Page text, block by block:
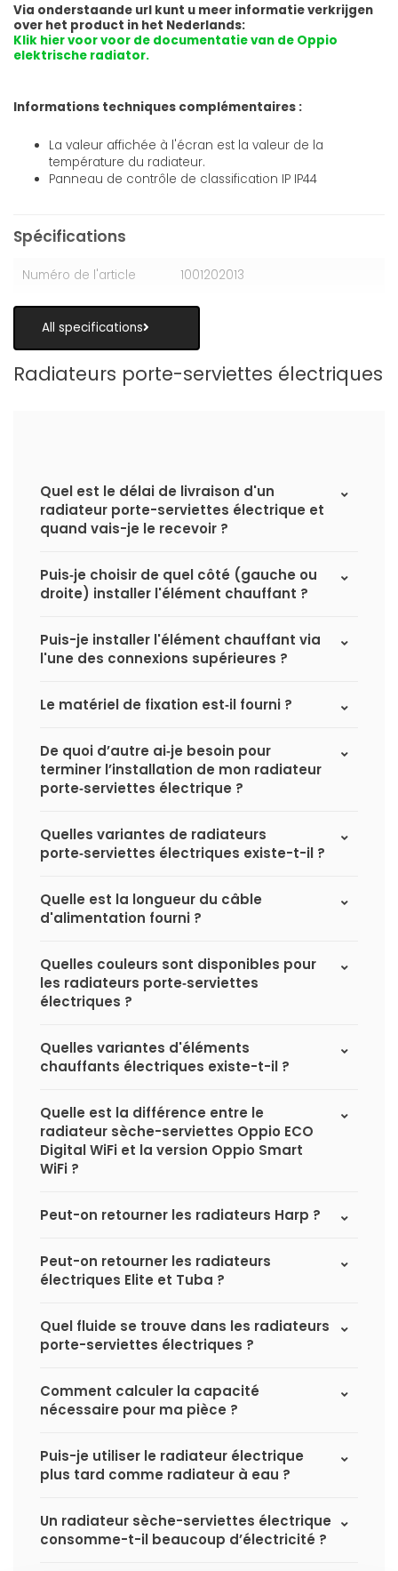
Via onderstaande url kunt u meer informatie verkrijgen
over het product in het Nederlands:
Klik hier voor voor de documentatie van de Oppio
elektrische radiator.
Informations techniques complémentaires :
La valeur affichée à l'écran est la valeur de la
température du radiateur.
Panneau de contrôle de classification IP IP44
Spécifications
Numéro de l'article 1001202013
All specifications
Radiateurs porte-serviettes électriques
Quel est le délai de livraison d'un
radiateur porte-serviettes électrique et
quand vais-je le recevoir ?
Puis‑je choisir de quel côté (gauche ou
droite) installer l'élément chauffant ?
Puis-je installer l'élément chauffant via
l'une des connexions supérieures ?
Le matériel de fixation est‑il fourni ?
De quoi d’autre ai‑je besoin pour
terminer l’installation de mon radiateur
porte‑serviettes électrique ?
Quelles variantes de radiateurs
porte‑serviettes électriques existe-t-il ?
Quelle est la longueur du câble
d'alimentation fourni ?
Quelles couleurs sont disponibles pour
les radiateurs porte‑serviettes
électriques ?
Quelles variantes d'éléments
chauffants électriques existe-t-il ?
Quelle est la différence entre le
radiateur sèche-serviettes Oppio ECO
Digital WiFi et la version Oppio Smart
WiFi ?
Peut-on retourner les radiateurs Harp ?
Peut-on retourner les radiateurs
électriques Elite et Tuba ?
Quel fluide se trouve dans les radiateurs
porte-serviettes électriques ?
Comment calculer la capacité
nécessaire pour ma pièce ?
Puis-je utiliser le radiateur électrique
plus tard comme radiateur à eau ?
Un radiateur sèche-serviettes électrique
consomme-t-il beaucoup d’électricité ?